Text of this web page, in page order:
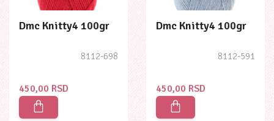
Dmc Knitty4 100gr
8112-698
450,00 RSD
Dmc Knitty4 100gr
8112-591
450,00 RSD